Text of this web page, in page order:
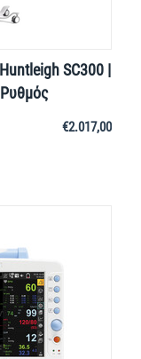
SC300 |
€2.017,00